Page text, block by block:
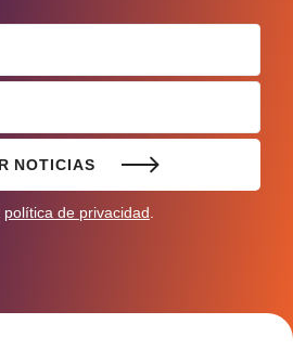
NOTICIAS
política de privacidad